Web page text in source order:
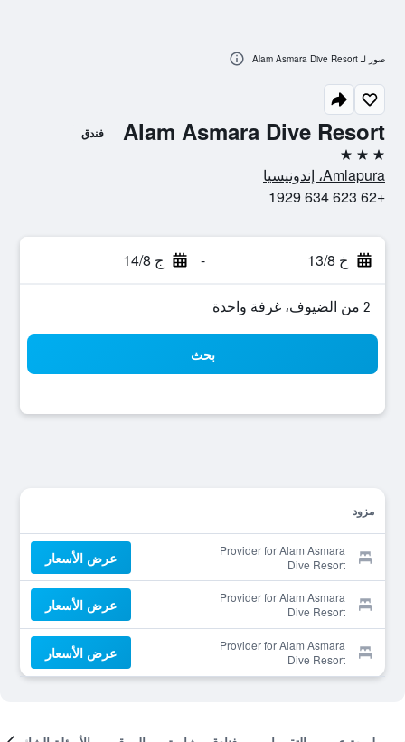
Alam Asmara Dive Resort فندق
3 نجوم
Amlapura، إندونيسيا
+62 623 634 1929
خ 13/8 - ج 14/8
2 من الضيوف، غرفة واحدة
بحث
مزود
Provider for Alam Asmara
Dive Resort
عرض الأسعار
Provider for Alam Asmara
Dive Resort
عرض الأسعار
Provider for Alam Asmara
Dive Resort
عرض الأسعار
صور لـ Alam Asmara Dive Resort